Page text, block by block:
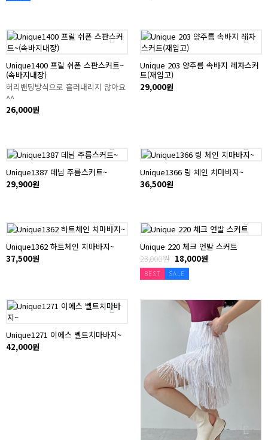
Unique1400 프릴 쉬폰 스판스커트~
(속바지내장)
허리밴딩방식으로 흘러내리지 않아요
^^
26,000원
Unique 203 양주름 속바지 레자스커
트(재입고)
29,000원
Unique1387 데님 주름스커트~
29,900원
Unique1366 링 체인 치마바지~
36,500원
Unique1362 하트체인 치마바지~
37,500원
Unique 220 체크 언발 스커트
23,000원 18,000원
BEST SALE
Unique1271 이에스 벨트치마바지~
42,000원